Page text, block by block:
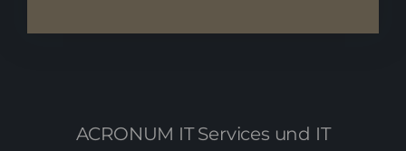
ACRONUM IT Services und IT